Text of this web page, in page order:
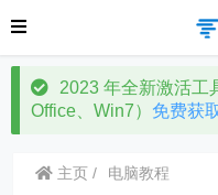
2023 年全新激活工
Office、Win7） 免费获
主页 电脑教程